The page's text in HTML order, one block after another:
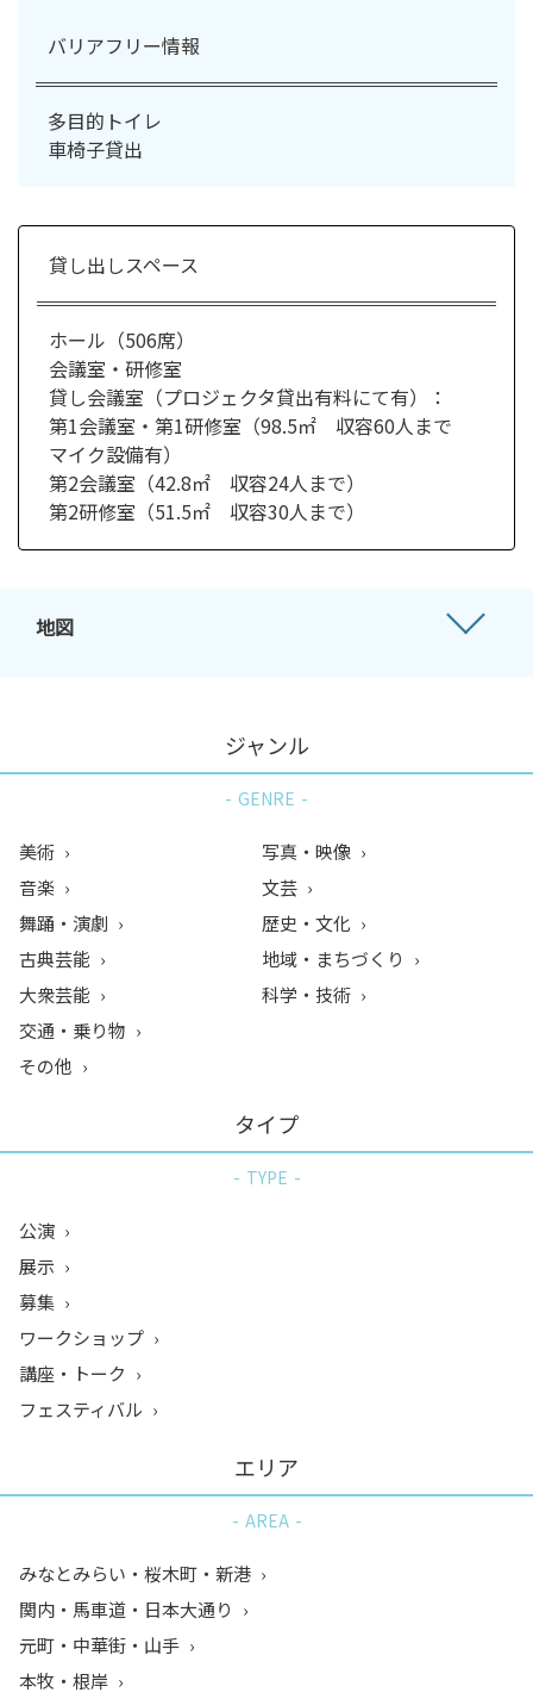
バリアフリー情報
多目的トイレ
車椅子貸出
貸し出しスペース
ホール（506席）
会議室・研修室
貸し会議室（プロジェクタ貸出有料にて有）：
第1会議室・第1研修室（98.5㎡ 収容60人まで
マイク設備有）
第2会議室（42.8㎡ 収容24人まで）
第2研修室（51.5㎡ 収容30人まで）
地図
ジャンル
GENRE
美術
音楽
舞踊・演劇
古典芸能
大衆芸能
写真・映像
文芸
歴史・文化
地域・まちづくり
科学・技術
交通・乗り物
その他
タイプ
TYPE
公演
展示
募集
ワークショップ
講座・トーク
フェスティバル
エリア
AREA
みなとみらい・桜木町・新港
関内・馬車道・日本大通り
元町・中華街・山手
本牧・根岸